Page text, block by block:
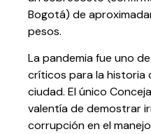
Bogotá) de
pesos.
La pandemia fue uno
críticos para la historia
ciudad. El único
valentía de demostrar
corrupción en el